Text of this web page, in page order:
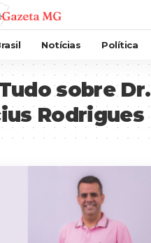
Notícias Política
sobre Dr.
Rodrigues